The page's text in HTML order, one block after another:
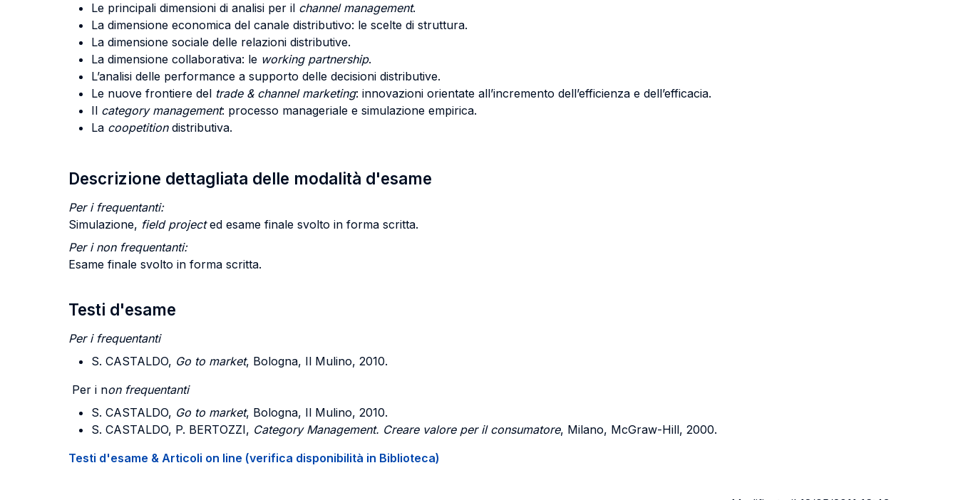
Le principali dimensioni di analisi per il channel management.
La dimensione economica del canale distributivo: le scelte di struttura.
La dimensione sociale delle relazioni distributive.
La dimensione collaborativa: le working partnership.
L’analisi delle performance a supporto delle decisioni distributive.
Le nuove frontiere del trade & channel marketing: innovazioni orientate all’incremento dell’efficienza e dell’efficacia.
Il category management: processo manageriale e simulazione empirica.
La coopetitiondistributiva.
Descrizione dettagliata delle modalità d'esame
Per i frequentanti:
Simulazione, field projected esame finale svolto in forma scritta.
Per i non frequentanti:
Esame finale svolto in forma scritta.
Testi d'esame
Per i frequentanti
S. CASTALDO, Go to market, Bologna, Il Mulino, 2010.
Per i non frequentanti
S. CASTALDO, Go to market, Bologna, Il Mulino, 2010.
S. CASTALDO, P. BERTOZZI, Category Management. Creare valore per il consumatore, Milano, McGraw-Hill, 2000.
Testi d'esame & Articoli on line (verifica disponibilità in Biblioteca)